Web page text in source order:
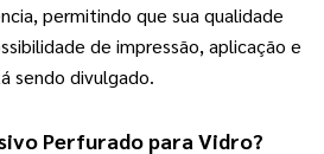
permitindo que sua qualidade
de impressão, aplicação e
sendo divulgado.
Perfurado para Vidro?